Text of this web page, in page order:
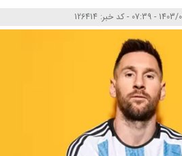
- کد خبر: 126414